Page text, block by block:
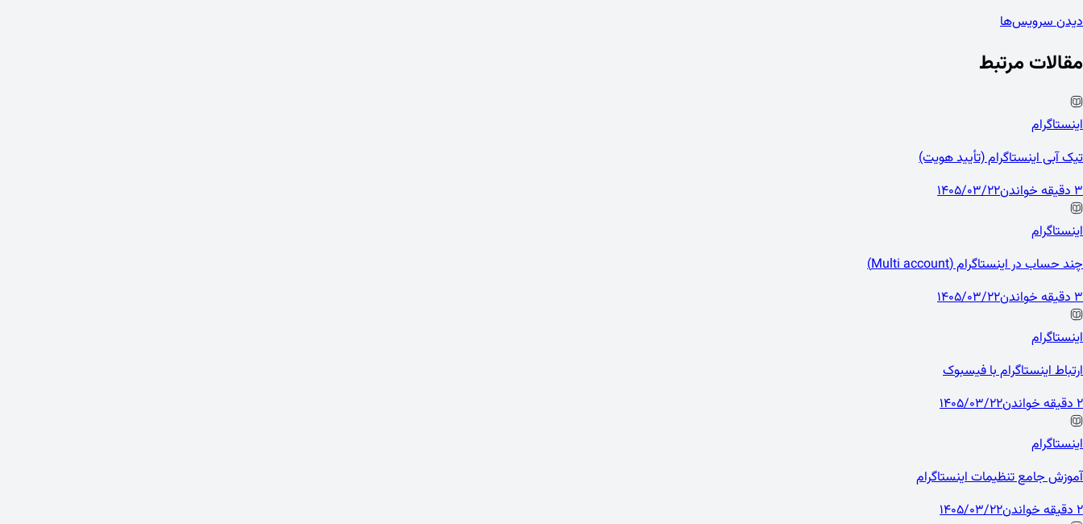
دیدن سرویس‌ها
مقالات مرتبط
اینستاگرام
تیک آبی اینستاگرام (تأیید هویت)
3 دقیقه خواندن
1405/03/22
اینستاگرام
چند حساب در اینستاگرام (Multi account)
3 دقیقه خواندن
1405/03/22
اینستاگرام
ارتباط اینستاگرام با فیسبوک
2 دقیقه خواندن
1405/03/22
اینستاگرام
آموزش جامع تنظیمات اینستاگرام
2 دقیقه خواندن
1405/03/22